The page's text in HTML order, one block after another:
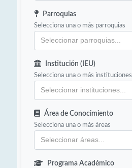
Parroquias
Selecciona una o más parroquias
Institución (IEU)
Selecciona una o más instituciones
Área de Conocimiento
Selecciona una o más áreas
Programa Académico